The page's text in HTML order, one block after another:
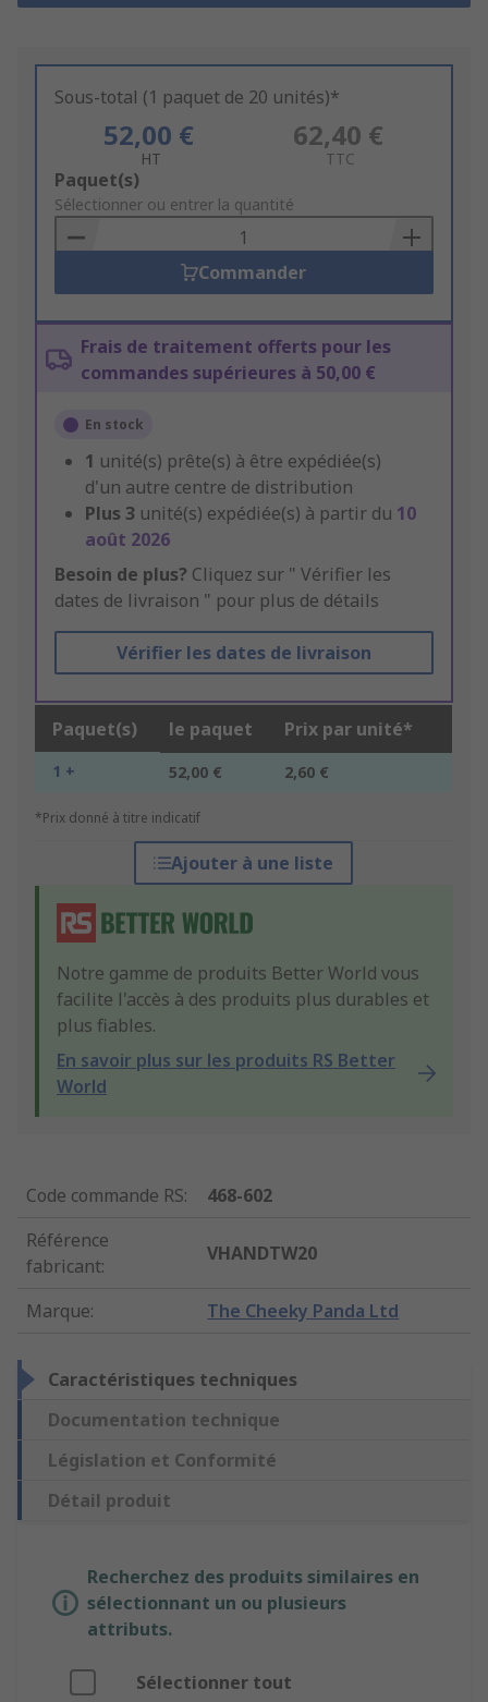
Sous-total (1 paquet de 20 unités)*
52,00 €
HT
62,40 €
TTC
Add
to
Basket
Paquet(s)
Sélectionner ou entrer la quantité
Commander
Frais de traitement offerts pour les
commandes supérieures à 50,00 €
En stock
1 unité(s) prête(s) à être expédiée(s)
d'un autre centre de distribution
Plus 3 unité(s) expédiée(s) à partir du 10
août 2026
Besoin de plus? Cliquez sur " Vérifier les
dates de livraison " pour plus de détails
Vérifier les dates de livraison
Paquet(s) le paquet Prix par unité*
1 + 52,00 € 2,60 €
*Prix donné à titre indicatif
Ajouter à une liste
Notre gamme de produits Better World vous
facilite l'accès à des produits plus durables et
plus fiables.
En savoir plus sur les produits RS Better
World
Code commande RS:
468-602
Référence
fabricant:
VHANDTW20
Marque: The Cheeky Panda Ltd
Caractéristiques techniques
Documentation technique
Législation et Conformité
Détail produit
Recherchez des produits similaires en
sélectionnant un ou plusieurs
attributs.
Sélectionner tout